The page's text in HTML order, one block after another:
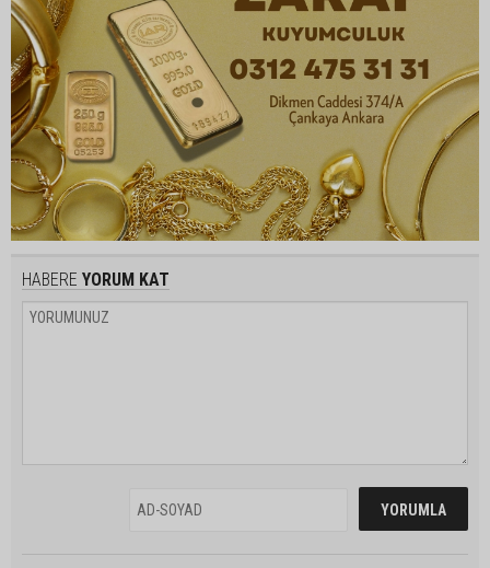
HABERE YORUM KAT